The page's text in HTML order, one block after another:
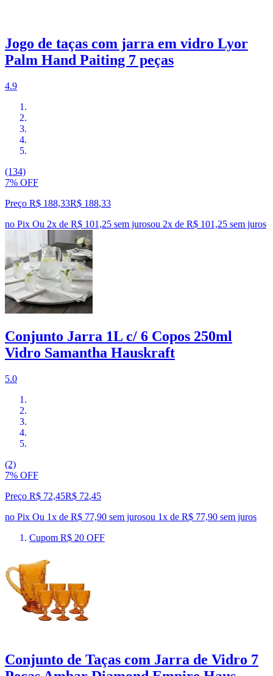
Jogo de taças com jarra em vidro Lyor
Palm Hand Paiting 7 peças
4.9
(134)
7% OFF
Preço R$ 188,33R$ 188,33
no Pix Ou 2x de R$ 101,25 sem jurosou 2x de R$ 101,25 sem juros
Conjunto Jarra 1L c/ 6 Copos 250ml
Vidro Samantha Hauskraft
5.0
(2)
7% OFF
Preço R$ 72,45R$ 72,45
no Pix Ou 1x de R$ 77,90 sem jurosou 1x de R$ 77,90 sem juros
Cupom R$ 20 OFF
Conjunto de Taças com Jarra de Vidro 7